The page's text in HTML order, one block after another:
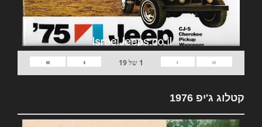
«
‹
1 של19
›
»
קטלוג ג'יפ 1976